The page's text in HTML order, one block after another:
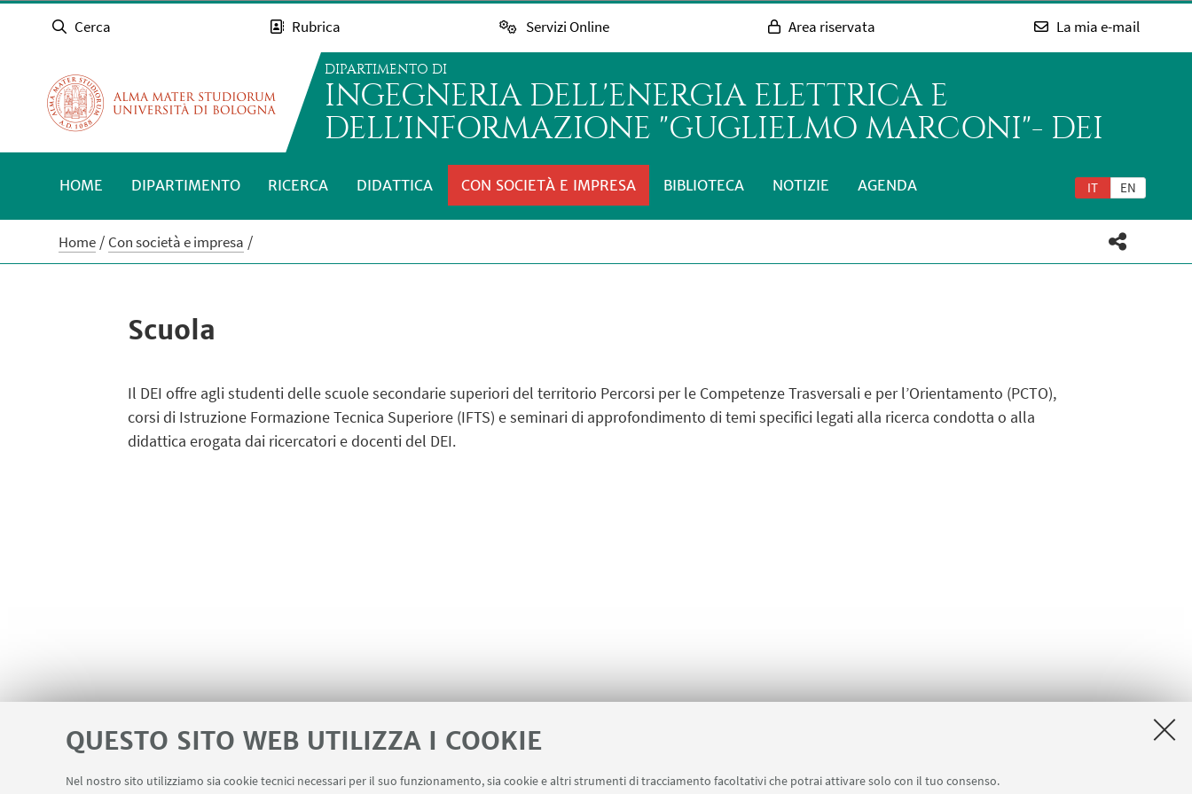
QUESTO SITO WEB UTILIZZA I COOKIE
Nel nostro sito utilizziamo sia cookie tecnici necessari per il suo funzionamento, sia cookie e altri strumenti di tracciamento facoltativi che potrai attivare solo con il tuo consenso.
Cerca Rubrica Servizi Online Area riservata La mia e-mail
DIPARTIMENTO DI
INGEGNERIA DELL'ENERGIA ELETTRICA E
DELL'INFORMAZIONE "GUGLIELMO MARCONI"- DEI
IT EN
HOME DIPARTIMENTO RICERCA DIDATTICA CON SOCIETÀ E IMPRESA BIBLIOTECA NOTIZIE AGENDA
Home Con società e impresa
Scuola
Il DEI offre agli studenti delle scuole secondarie superiori del territorio Percorsi per le Competenze Trasversali e per l’Orientamento (PCTO),
corsi di Istruzione Formazione Tecnica Superiore (IFTS) e seminari di approfondimento di temi specifici legati alla ricerca condotta o alla
didattica erogata dai ricercatori e docenti del DEI.